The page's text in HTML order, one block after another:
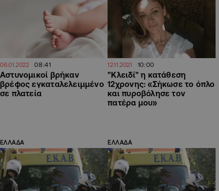
06.01.2022 08:41
Αστυνομικοί βρήκαν
βρέφος εγκαταλελειμμένο
σε πλατεία
12.11.2021 10:00
"Κλειδί" η κατάθεση
12χρονης: «Σήκωσε το όπλο
και πυροβόλησε τον
πατέρα μου»
ΕΛΛΑΔΑ ΕΛΛΑΔΑ